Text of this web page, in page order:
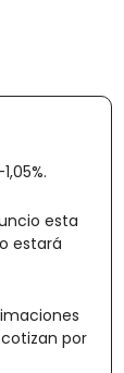
esta
estará
por